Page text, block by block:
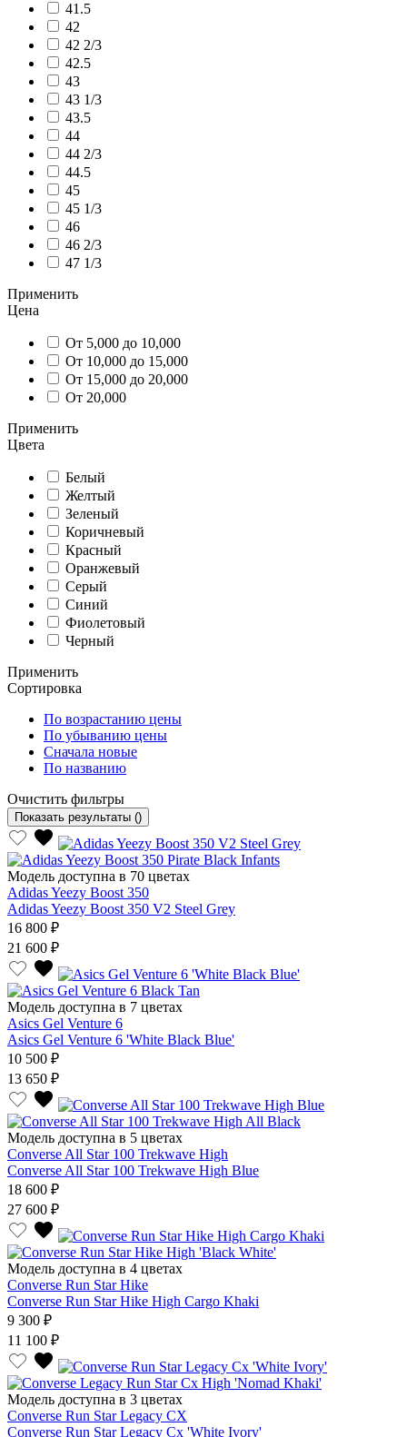
41.5
42
42 2/3
42.5
43
43 1/3
43.5
44
44 2/3
44.5
45
45 1/3
46
46 2/3
47 1/3
Применить
Цена
От 5,000 до 10,000
От 10,000 до 15,000
От 15,000 до 20,000
От 20,000
Применить
Цвета
Белый
Желтый
Зеленый
Коричневый
Красный
Оранжевый
Серый
Синий
Фиолетовый
Черный
Применить
Сортировка
По возрастанию цены
По убыванию цены
Сначала новые
По названию
Очистить фильтры
Показать результаты ()
Модель доступна в 70 цветах
Adidas Yeezy Boost 350
Adidas Yeezy Boost 350 V2 Steel Grey
16 800 ₽
21 600 ₽
Модель доступна в 7 цветах
Asics Gel Venture 6
Asics Gel Venture 6 'White Black Blue'
10 500 ₽
13 650 ₽
Модель доступна в 5 цветах
Converse All Star 100 Trekwave High
Converse All Star 100 Trekwave High Blue
18 600 ₽
27 600 ₽
Модель доступна в 4 цветах
Converse Run Star Hike
Converse Run Star Hike High Cargo Khaki
9 300 ₽
11 100 ₽
Модель доступна в 3 цветах
Converse Run Star Legacy CX
Converse Run Star Legacy Cx 'White Ivory'